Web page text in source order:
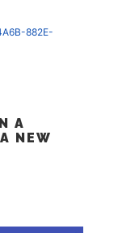
882E-
A
NEW